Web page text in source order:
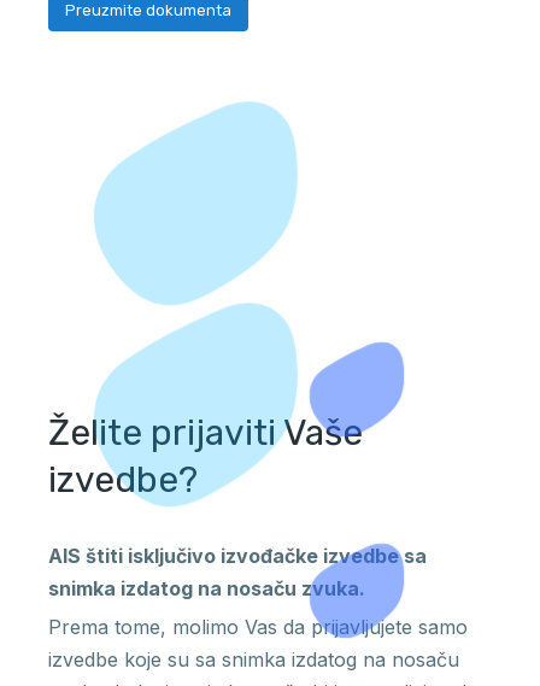
Preuzmite dokumenta
Želite prijaviti Vaše
izvedbe?
AIS štiti isključivo izvođačke izvedbe sa
snimka izdatog na nosaču zvuka.
Prema tome, molimo Vas da prijavljujete samo
izvedbe koje su sa snimka izdatog na nosaču